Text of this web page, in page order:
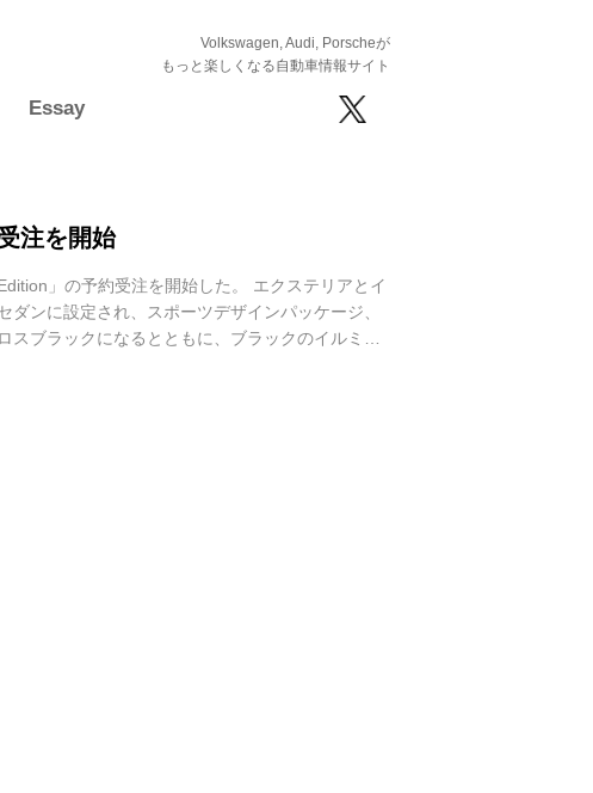
Volkswagen, Audi, Porscheが
もっと楽しくなる自動車情報サイト
Essay
注を開始
」の予約受注を開始した。 エクステリアとイ
ンに設定され、スポーツデザインパッケージ、
ブラックになるとともに、ブラックのイルミネ
クインテリアアクセントパッケージ、ストレージ